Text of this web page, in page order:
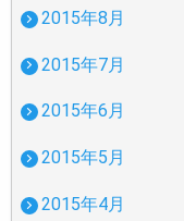
2015年8月
2015年7月
2015年6月
2015年5月
2015年4月